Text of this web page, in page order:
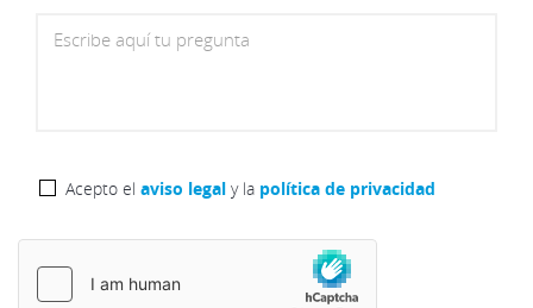
Escribe aquí tu pregunta
Acepto el aviso legal y la política de privacidad